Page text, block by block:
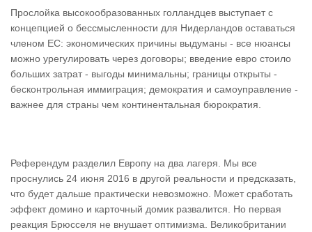
Прослойка высокообразованных голландцев выступает с
концепцией о бессмысленности для Нидерландов оставаться
членом ЕС: экономических причины выдуманы - все нюансы
можно урегулировать через договоры; введение евро стоило
больших затрат - выгоды минимальны; границы открыты -
бесконтрольная иммиграция; демократия и самоуправление -
важнее для страны чем континентальная бюрократия.
Референдум разделил Европу на два лагеря. Мы все
проснулись 24 июня 2016 в другой реальности и предсказать,
что будет дальше практически невозможно. Может сработать
эффект домино и карточный домик развалится. Но первая
реакция Брюсселя не внушает оптимизма. Великобритании